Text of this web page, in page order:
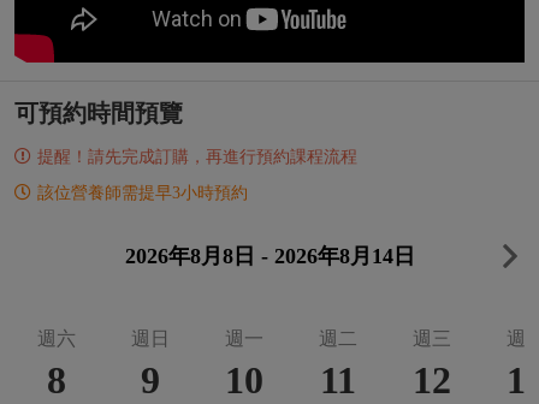
可預約時間預覽
提醒！請先完成訂購，再進行預約課程流程
該位營養師需提早3小時預約
2026年8月8日 - 2026年8月14日
週六
8
週日
9
週一
10
週二
11
週三
12
週